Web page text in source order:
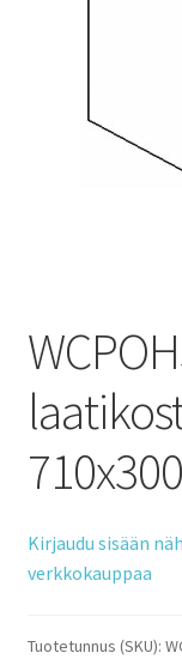
Kirjaudu sisään
verkkokauppaa
Tuotetunnus (SKU):